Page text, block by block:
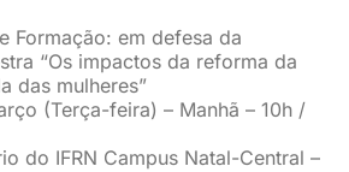
Formação: em defesa da
“Os impactos da reforma da
das mulheres”
(Terça-feira) – Manhã – 10h /
do IFRN Campus Natal-Central –